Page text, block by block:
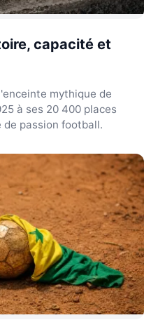
capacité et
mythique de
à ses 20 400 places
passion football.